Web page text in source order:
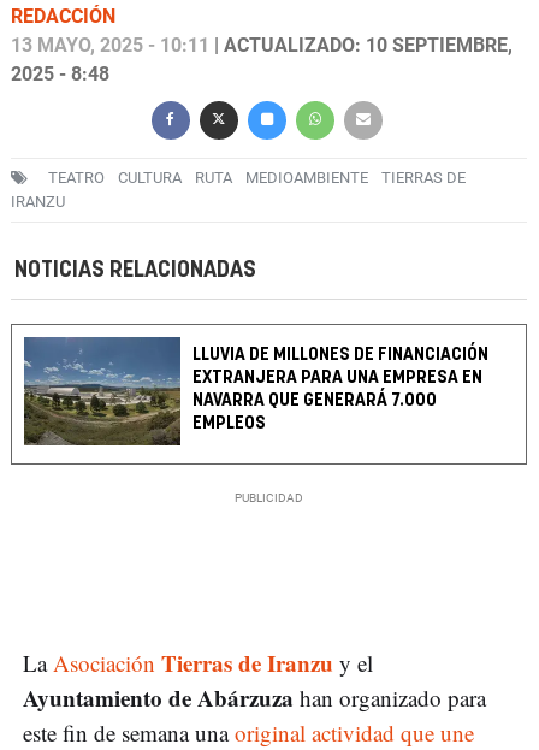
REDACCIÓN
13 MAYO, 2025 - 10:11
| ACTUALIZADO: 10 SEPTIEMBRE,
2025 - 8:48
TEATRO CULTURA RUTA MEDIOAMBIENTE
TIERRAS DE
IRANZU
NOTICIAS RELACIONADAS
LLUVIA DE MILLONES DE FINANCIACIÓN
EXTRANJERA PARA UNA EMPRESA EN
NAVARRA QUE GENERARÁ 7.000
EMPLEOS
LaAsociación Tierras de Iranzu y el
Ayuntamiento de Abárzuza han organizado para
este fin de semana unaoriginal actividad que une